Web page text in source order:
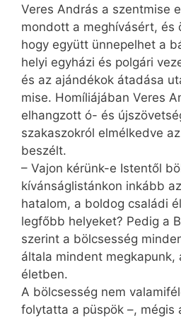
Veres András a szentmise
mondott a meghívásért, és
hogy együtt ünnepelhet a
helyi egyházi és polgári
és az ajándékok átadása
mise. Homíliájában Veres
elhangzott ó- és
szakaszokról elmélkedve
beszélt.
– Vajon kérünk-e Istentől
kívánságlistánkon inkább
hatalom, a boldog családi
legfőbb helyeket? Pedig a
szerint a bölcsesség
általa mindent megkapunk,
életben.
A bölcsesség nem
folytatta a püspök –, mégis